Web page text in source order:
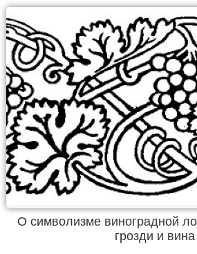
О символизме виноградной
грозди и вина